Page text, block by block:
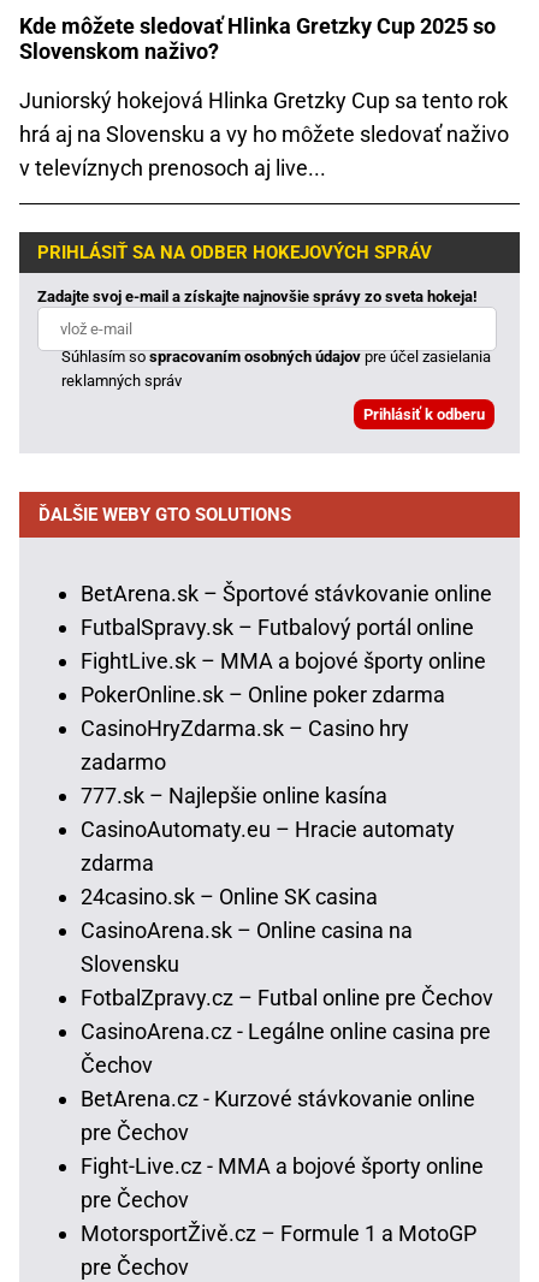
Kde môžete sledovať Hlinka Gretzky Cup 2025 so
Slovenskom naživo?
Juniorský hokejová Hlinka Gretzky Cup sa tento rok
hrá aj na Slovensku a vy ho môžete sledovať naživo
v televíznych prenosoch aj live...
PRIHLÁSIŤ SA NA ODBER HOKEJOVÝCH SPRÁV
Zadajte svoj e-mail a získajte najnovšie správy zo sveta hokeja!
Súhlasím sospracovaním osobných údajovpre účel zasielania
reklamných správ
ĎALŠIE WEBY GTO SOLUTIONS
BetArena.sk – Športové stávkovanie online
FutbalSpravy.sk – Futbalový portál online
FightLive.sk – MMA a bojové športy online
PokerOnline.sk – Online poker zdarma
CasinoHryZdarma.sk – Casino hry
zadarmo
777.sk – Najlepšie online kasína
CasinoAutomaty.eu – Hracie automaty
zdarma
24casino.sk – Online SK casina
CasinoArena.sk – Online casina na
Slovensku
FotbalZpravy.cz – Futbal online pre Čechov
CasinoArena.cz - Legálne online casina pre
Čechov
BetArena.cz - Kurzové stávkovanie online
pre Čechov
Fight-Live.cz - MMA a bojové športy online
pre Čechov
MotorsportŽivě.cz – Formule 1 a MotoGP
pre Čechov